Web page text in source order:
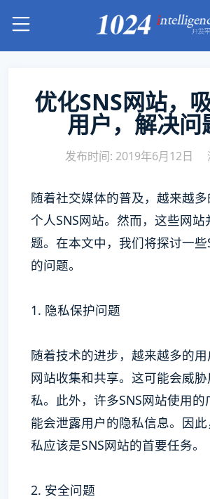
优化SNS网站，
用户，解决问
发布时间: 2019年6月12日
随着社交媒体的普及，越来越
个人SNS网站。然而，这些网站
题。在本文中，我们将探讨一些
的问题。
1. 隐私保护问题
随着技术的进步，越来越多的用
网站收集和共享。这可能会威
私。此外，许多SNS网站使用的
能会泄露用户的隐私信息。因
私应该是SNS网站的首要任务。
2. 安全问题